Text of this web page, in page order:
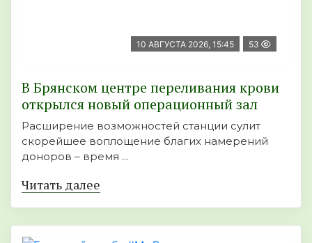
10 АВГУСТА 2026, 15:45 53
В Брянском центре переливания крови
открылся новый операционный зал
Расширение возможностей станции сулит
скорейшее воплощение благих намерений
доноров – время ...
Читать далее